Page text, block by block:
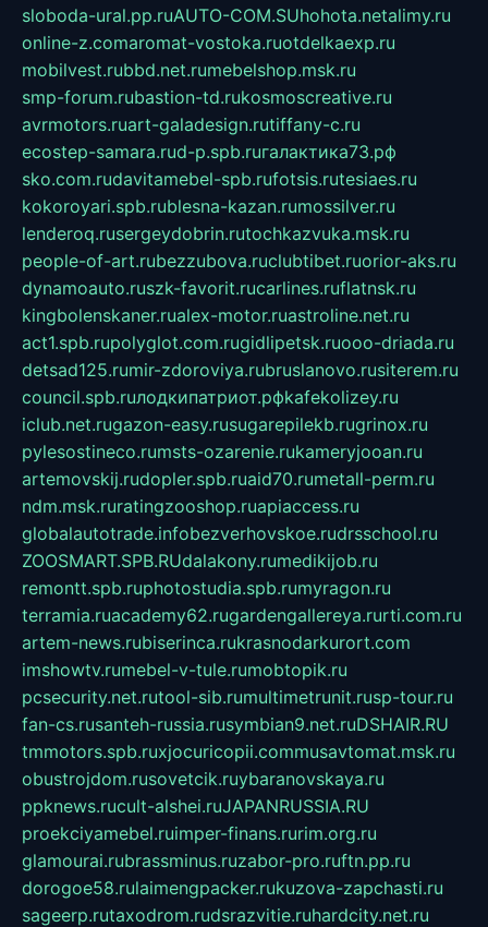
sloboda-ural.pp.ruAUTO-COM.SUhohota.netalimy.ru
online-z.comaromat-vostoka.ruotdelkaexp.ru
mobilvest.rubbd.net.rumebelshop.msk.ru
smp-forum.rubastion-td.rukosmoscreative.ru
avrmotors.ruart-galadesign.rutiffany-c.ru
ecostep-samara.rud-p.spb.ruгалактика73.рф
sko.com.rudavitamebel-spb.rufotsis.rutesiaes.ru
kokoroyari.spb.rublesna-kazan.rumossilver.ru
lenderoq.rusergeydobrin.rutochkazvuka.msk.ru
people-of-art.rubezzubova.ruclubtibet.ruorior-aks.ru
dynamoauto.ruszk-favorit.rucarlines.ruflatnsk.ru
kingbolenskaner.rualex-motor.ruastroline.net.ru
act1.spb.rupolyglot.com.rugidlipetsk.ruooo-driada.ru
detsad125.rumir-zdoroviya.rubruslanovo.rusiterem.ru
council.spb.ruлодкипатриот.рфkafekolizey.ru
iclub.net.rugazon-easy.rusugarepilekb.rugrinox.ru
pylesostineco.rumsts-ozarenie.rukameryjooan.ru
artemovskij.rudopler.spb.ruaid70.rumetall-perm.ru
ndm.msk.ruratingzooshop.ruapiaccess.ru
globalautotrade.infobezverhovskoe.rudrsschool.ru
ZOOSMART.SPB.RUdalakony.rumedikijob.ru
remontt.spb.ruphotostudia.spb.rumyragon.ru
terramia.ruacademy62.rugardengallereya.rurti.com.ru
artem-news.rubiserinca.rukrasnodarkurort.com
imshowtv.rumebel-v-tule.rumobtopik.ru
pcsecurity.net.rutool-sib.rumultimetrunit.rusp-tour.ru
fan-cs.rusanteh-russia.rusymbian9.net.ruDSHAIR.RU
tmmotors.spb.ruxjocuricopii.commusavtomat.msk.ru
obustrojdom.rusovetcik.ruybaranovskaya.ru
ppknews.rucult-alshei.ruJAPANRUSSIA.RU
proekciyamebel.ruimper-finans.rurim.org.ru
glamourai.rubrassminus.ruzabor-pro.ruftn.pp.ru
dorogoe58.rulaimengpacker.rukuzova-zapchasti.ru
sageerp.rutaxodrom.rudsrazvitie.ruhardcity.net.ru